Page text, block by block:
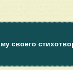
своего